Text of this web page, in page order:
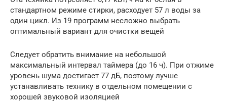
стандартном режиме стирки, расходует 57 л воды за
один цикл. Из 19 программ несложно выбрать
оптимальный вариант для очистки вещей
Следует обратить внимание на небольшой
максимальный интервал таймера (до 16 ч). При отжиме
уровень шума достигает 77 дБ, поэтому лучше
устанавливать технику в отдельном помещении с
хорошей звуковой изоляцией